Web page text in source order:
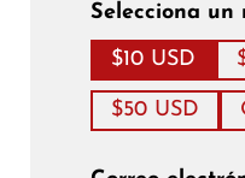
Selecciona un
$10 USD
$50 USD